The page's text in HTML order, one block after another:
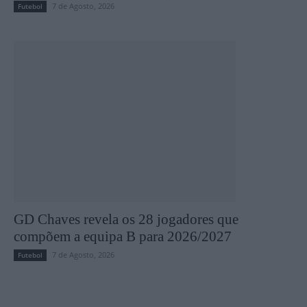
Futebol 7 de Agosto, 2026
GD Chaves revela os 28 jogadores que
compõem a equipa B para 2026/2027
Futebol 7 de Agosto, 2026